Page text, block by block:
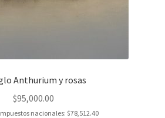
Anthurium y rosas
$95,000.00
nacionales: $78,512.40